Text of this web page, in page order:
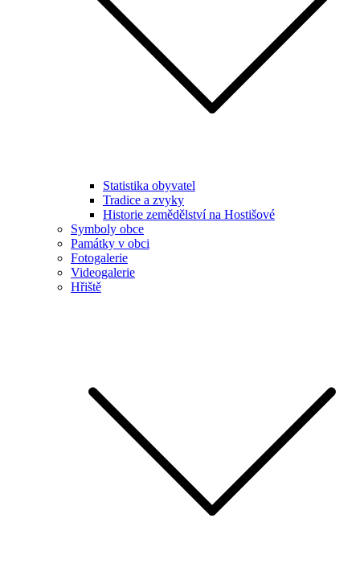
Statistika obyvatel
Tradice a zvyky
Historie zemědělství na Hostišové
Symboly obce
Památky v obci
Fotogalerie
Videogalerie
Hřiště